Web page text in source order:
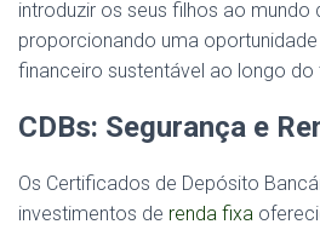
introduzir os seus filhos ao mundo
proporcionando uma
financeiro sustentável ao longo do
CDBs: Segurança e
Os Certificados de Depósito
investimentos de renda fixa